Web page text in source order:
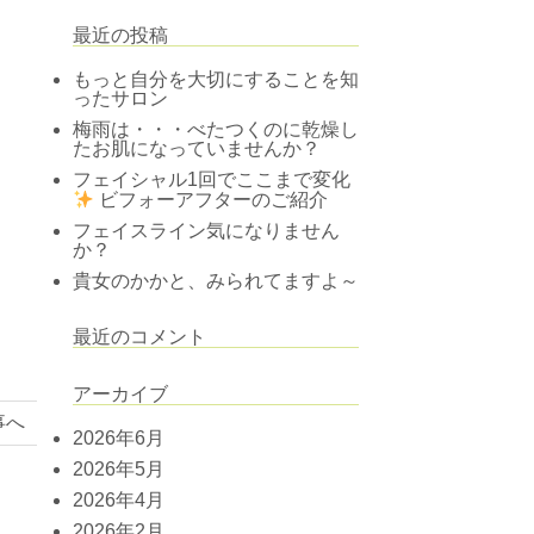
へ
最近の投稿
もっと自分を大切にすることを知
ったサロン
梅雨は・・・べたつくのに乾燥し
たお肌になっていませんか？
フェイシャル1回でここまで変化
ビフォーアフターのご紹介
フェイスライン気になりません
か？
貴女のかかと、みられてますよ～
最近のコメント
アーカイブ
2026年6月
2026年5月
2026年4月